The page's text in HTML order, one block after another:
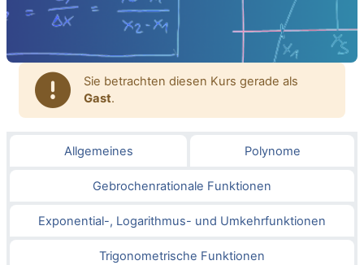
Sie betrachten diesen Kurs gerade als
Gast.
Allgemeines Polynome
Gebrochenrationale Funktionen
Exponential-, Logarithmus- und Umkehrfunktionen
Trigonometrische Funktionen